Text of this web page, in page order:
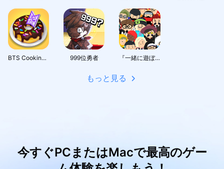
BTS Cooking On 999位勇者 『一緒に遊ぼう』：アバターで広がるソーシャルワールド
もっと見る
今すぐPCまたはMacで最高のゲー